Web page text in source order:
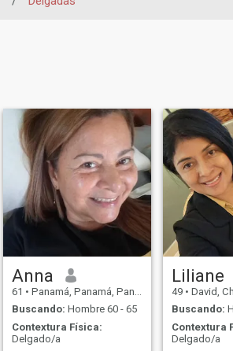
Anna
61 • Panamá, Panamá, Panamá
Buscando: Hombre 60 - 65
Contextura Física:
Delgado/a
Liliane
49 • David,
Buscando:
Contextura
Delgado/a